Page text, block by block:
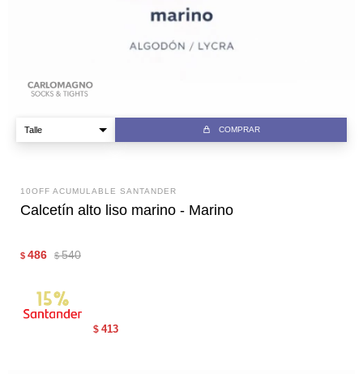
COMPRAR
10OFF ACUMULABLE SANTANDER
Calcetín alto liso marino - Marino
$ 486 $ 540
$ 413